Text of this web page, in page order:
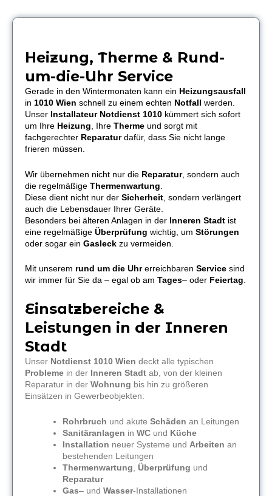
Heizung, Therme & Rund-
um-die-Uhr Service
Gerade in den Wintermonaten kann ein Heizungsausfall
in 1010 Wien schnell zu einem echten Notfall werden.
Unser Installateur Notdienst 1010 kümmert sich sofort
um Ihre Heizung , Ihre Therme und sorgt mit
fachgerechter Reparaturdafür, dass Sie nicht lange
frieren müssen.
Wir übernehmen nicht nur die Reparatur, sondern auch
die regelmäßige Thermenwartung
Diese dient nicht nur der Sicherheit , sondern verlängert
auch die Lebensdauer Ihrer Geräte.
Besonders bei älteren Anlagen in der Inneren Stadt ist
eine regelmäßige Überprüfung wichtig, um Störungen
oder sogar ein Gasleck zu vermeiden.
Mit unserem rund um die Uhrerreichbaren Service sind
wir immer für Sie da – egal ob am Tages– oder Feiertag
Einsatzbereiche &
Leistungen in der Inneren
Stadt
Unser Notdienst 1010 Wien deckt alle typischen
Probleme in der Inneren Stadt ab, von der kleinen
Reparatur in der Wohnung bis hin zu größeren
Einsätzen in Gewerbeobjekten:
Rohrbruch und akute Schäden an Leitungen
Sanitäranlagen in WC und Küche
Installation neuer Systeme und Arbeiten an
bestehenden Leitungen
Thermenwartung
Überprüfung und
Reparatur
Gas– und Wasser-Installationen